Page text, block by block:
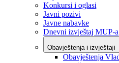
Sve vijesti
Izdvojeno
Najave
Konkursi i oglasi
Javni pozivi
Javne nabavke
Dnevni izvještaj MUP-a